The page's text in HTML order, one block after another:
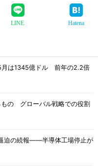
LINE Hatena
月は1345億ドル 前年の2.2倍
もの グローバル戦略での役割
迫の続報――半導体工場停止が